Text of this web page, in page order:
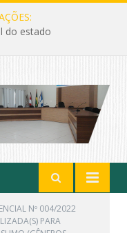
do estado
Nº 004/2022
PARA